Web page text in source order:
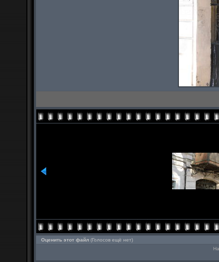
Оценить этот файл (Голосов ещё нет)